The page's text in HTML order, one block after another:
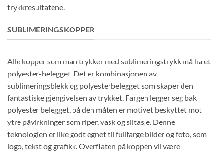
trykkresultatene.
SUBLIMERINGSKOPPER
Alle kopper som man trykker med sublimeringstrykk må ha et
polyester-belegget. Det er kombinasjonen av
sublimeringsblekk og polyesterbelegget som skaper den
fantastiske gjengivelsen av trykket. Fargen legger seg bak
polyester belegget, på den måten er motivet beskyttet mot
ytre påvirkninger som riper, vask og slitasje. Denne
teknologien er like godt egnet til fullfarge bilder og foto, som
logo, tekst og grafikk. Overflaten på koppen vil være